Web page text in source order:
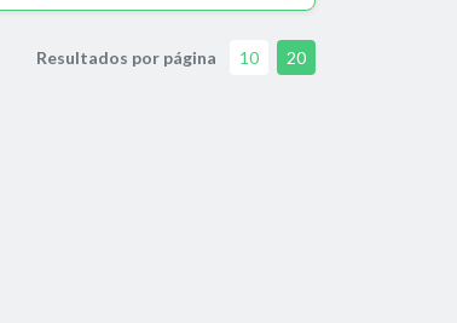
Resultados por página 10 20